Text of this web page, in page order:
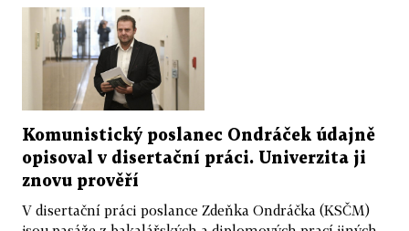
Komunistický poslanec Ondráček údajně
opisoval v disertační práci. Univerzita ji
znovu prověří
V disertační práci poslance Zdeňka Ondráčka (KSČM)